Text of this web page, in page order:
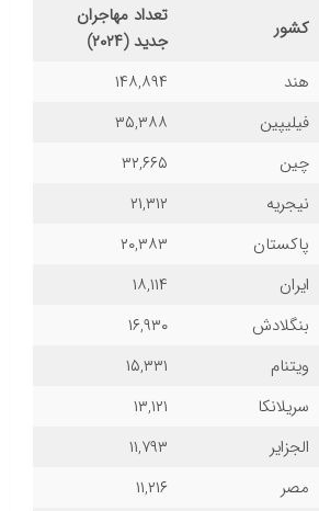
کشور
تعداد مهاجران
جدید (۲۰۲۴)
هند
۱۴۸,۸۹۴
فیلیپین
۳۵,۳۸۸
چین
۳۲,۶۶۵
نیجریه
۲۱,۳۱۲
پاکستان
۲۰,۳۸۳
ایران
۱۸,۱۱۴
بنگلادش
۱۶,۹۳۰
ویتنام
۱۵,۳۳۱
سریلانکا
۱۳,۱۲۱
الجزایر
۱۱,۷۹۳
مصر
۱۱,۲۱۶